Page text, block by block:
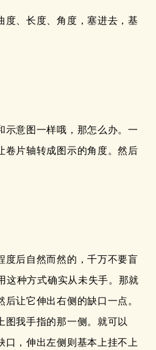
度、长度、角度，塞进去，基
示意图一样哦，那怎么办。一
卷片轴转成图示的角度。然后
度后自然而然的，千万不要盲
这种方式确实从未失手。那就
让它伸出右侧的缺口一点。
图我手指的那一侧。就可以
口，伸出左侧则基本上挂不上